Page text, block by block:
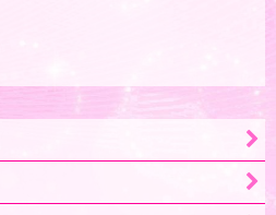
絞り込む